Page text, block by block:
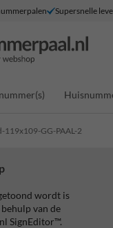
Supersnelle
119x109-GG-PAAL-2
wordt is
van de
SignEditor™.